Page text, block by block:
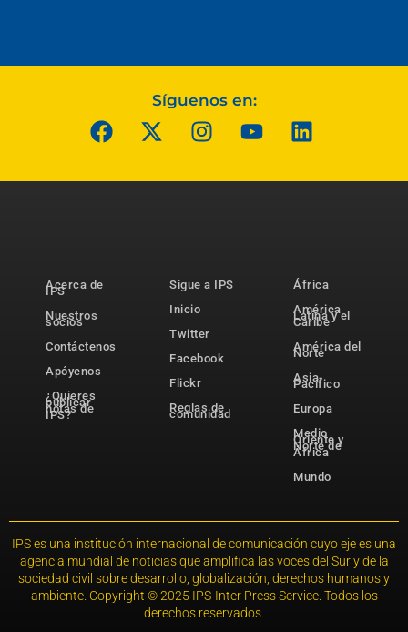
Síguenos en:
Acerca de
IPS
Nuestros
socios
Contáctenos
Apóyenos
¿Quieres
publicar
notas de
IPS?
Sigue a IPS
Inicio
Twitter
Facebook
Flickr
Reglas de
comunidad
África
América
Latina y el
Caribe
América del
Norte
Asia-
Pacífico
Europa
Medio
Oriente y
Norte de
África
Mundo
IPS es una institución internacional de comunicación cuyo eje es una
agencia mundial de noticias que amplifica las voces del Sur y de la
sociedad civil sobre desarrollo, globalización, derechos humanos y
ambiente. Copyright © 2025 IPS-Inter Press Service. Todos los
derechos reservados.